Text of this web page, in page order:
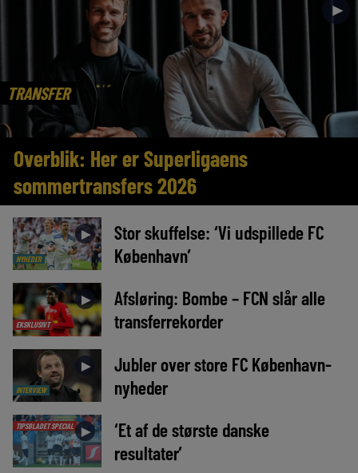
TRANSFER
►
Overblik: Her er Superligaens
sommertransfers 2026
NYHEDER
►
Stor skuffelse: ‘Vi udspillede FC
København’
EKSKLUSIVT
►
Afsløring: Bombe – FCN slår alle
transferrekorder
INTERVIEW
►
Jubler over store FC København-
nyheder
TIPSBLADET SPECIAL ►
‘Et af de største danske
resultater’